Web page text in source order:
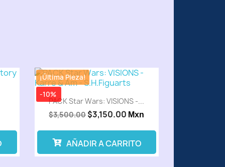
PACK Star Wars: VISIONS -...
$3,500.00$3,150.00 Mxn
-10%
¡Última Pieza!
AÑADIR A CARRITO